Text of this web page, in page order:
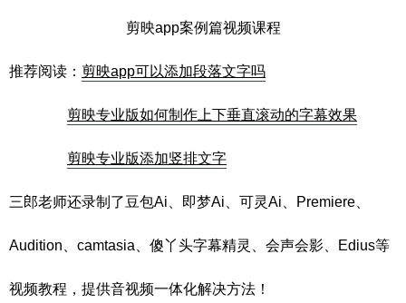
剪映app案例篇视频课程
推荐阅读： 剪映app可以添加段落文字吗
剪映专业版如何制作上下垂直滚动的字幕效果
剪映专业版添加竖排文字
三郎老师还录制了豆包Ai、即梦Ai、可灵Ai、Premiere、
Audition、camtasia、傻丫头字幕精灵、会声会影、Edius等
视频教程，提供音视频一体化解决方法！